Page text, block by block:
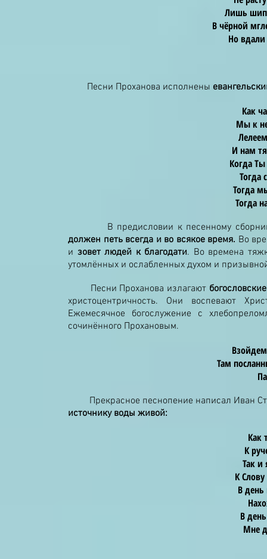
Лишь
В чёрной
Но
Песни Проханова исполнены
Как
Мы к
И нам
Когда
Тогда
Тогда
Тогда
В предисловии к песенному
должен петь всегда и во всякое время. Во
и зовет людей к благодати. Во времена
утомлённых и ослабленных духом и
Песни Проханова излагают
христоцентричность. Они воспевают
Ежемесячное богослужение с
сочинённого Прохановым.
Там
Прекрасное песнопение написал Иван
источнику воды живой:
Как
К
Так
К
В
В
Мне